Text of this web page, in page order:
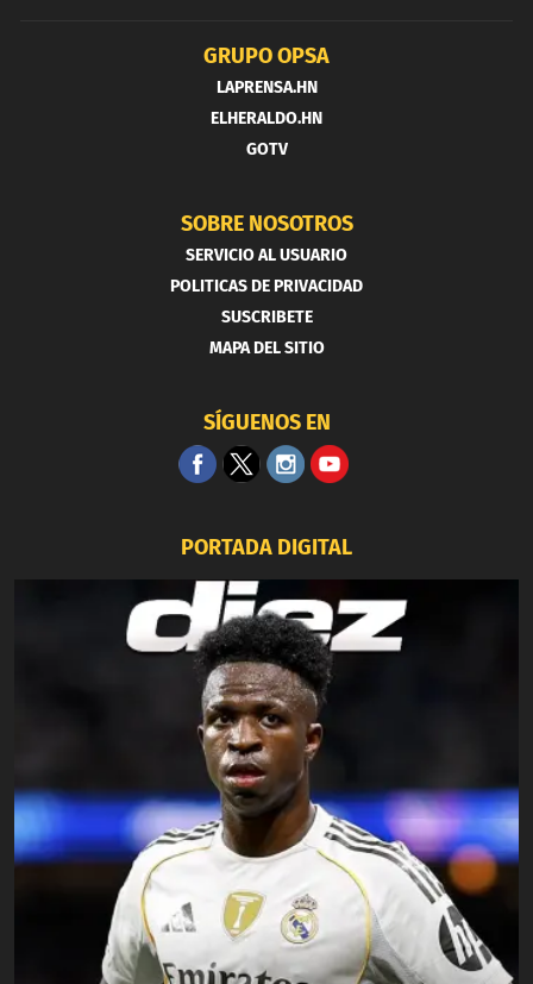
GRUPO OPSA
LAPRENSA.HN
ELHERALDO.HN
GOTV
SOBRE NOSOTROS
SERVICIO AL USUARIO
POLITICAS DE PRIVACIDAD
SUSCRIBETE
MAPA DEL SITIO
SÍGUENOS EN
PORTADA DIGITAL